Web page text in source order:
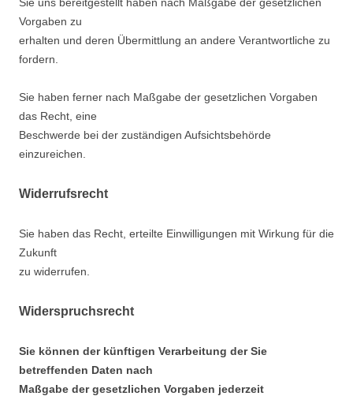
Vorgaben zu
erhalten und deren Übermittlung an andere Verantwortliche zu
fordern.
Sie haben ferner nach Maßgabe der gesetzlichen Vorgaben
das Recht, eine
Beschwerde bei der zuständigen Aufsichtsbehörde
einzureichen.
Widerrufsrecht
Sie haben das Recht, erteilte Einwilligungen mit Wirkung für die
Zukunft
zu widerrufen.
Widerspruchsrecht
Sie können der künftigen Verarbeitung der Sie
betreffenden Daten nach
Maßgabe der gesetzlichen Vorgaben jederzeit